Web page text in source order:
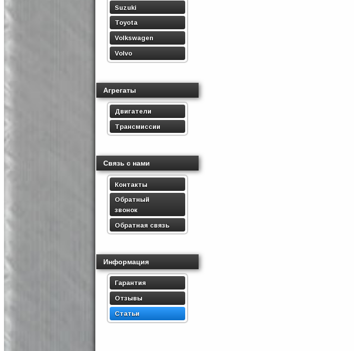
Suzuki
Toyota
Volkswagen
Volvo
Агрегаты
Двигатели
Трансмиссии
Связь с нами
Контакты
Обратный
звонок
Обратная связь
Информация
Гарантия
Отзывы
Статьи